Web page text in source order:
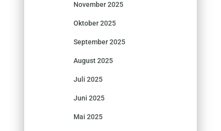
November 2025
Oktober 2025
September 2025
August 2025
Juli 2025
Juni 2025
Mai 2025